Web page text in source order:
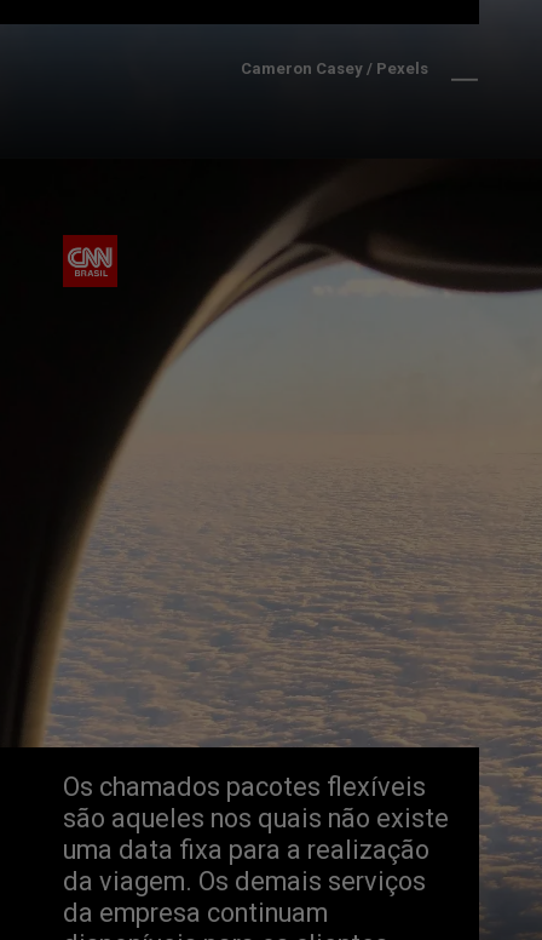
Cameron Casey / Pexels
Os chamados pacotes flexíveis
são aqueles nos quais não existe
uma data fixa para a realização
da viagem. Os demais serviços
da empresa continuam